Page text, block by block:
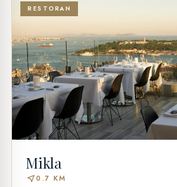
RESTORAN
Mikla
near_me0.7 KM